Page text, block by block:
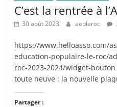
C’est la rentrée à
30 août 2023 aepleroc
https://www.helloasso.com/
education-populaire-le-roc/
roc-2023-2024/widget-
toute neuve : la nouvelle
Partager :